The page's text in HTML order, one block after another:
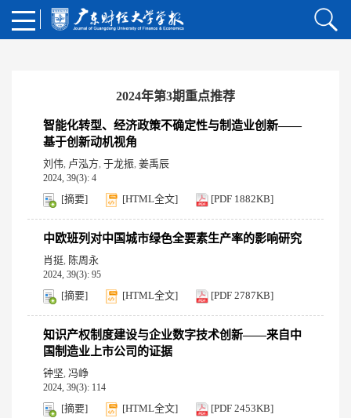
2024年第3期重点推荐
智能化转型、经济政策不确定性与制造业创新——
基于创新动机视角
刘伟, 卢泓方, 于龙振, 姜禹辰
2024, 39(3): 4
[摘要] [HTML全文] [PDF 1882KB]
中欧班列对中国城市绿色全要素生产率的影响研究
肖挺, 陈周永
2024, 39(3): 95
[摘要] [HTML全文] [PDF 2787KB]
知识产权制度建设与企业数字技术创新——来自中
国制造业上市公司的证据
钟坚, 冯峥
2024, 39(3): 114
[摘要] [HTML全文] [PDF 2453KB]